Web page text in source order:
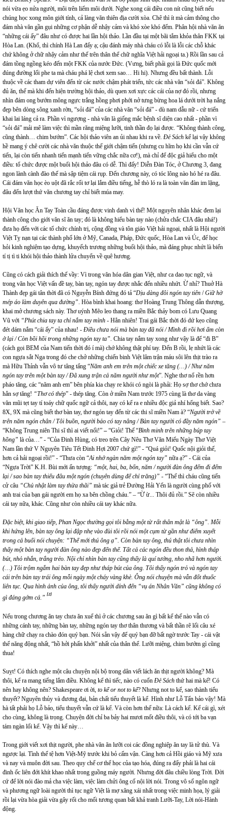
nói vừa ẹo nửa người, môi trên liếm môi dưới. Nghe xong cái điều con nít cũng biết nếu
chúng học xong môn giới tính, cả làng văn thiên địa cười xòa. Chê thì ít mà cảm thông cho
đám nhà văn gần gụi những cơ phận dễ nhậy cảm và khó xòe khó đếm. Phân hội nhà văn ăn
“những cái ấy” đâu như có được hai lần hội thảo. Lần đầu tại một bãi tắm khỏa thân FKK tại
Hòa Lan. (Khổ, thì chính Hà Lan đấy ạ; cậu đánh máy nhà cháu có lỗi là lỗi các chỗ khác
chứ không ở chữ nhậy cảm như thế trên thân thể chữ nghĩa Việt hải ngoại ta.) Rồi lần sau cả
đám tồng ngồng kéo đến một FKK của nước Đức. (Vưng, biết phải gọi là Đức quốc mới
đúng đường lối phe ta mà cháu phá lệ chơi xem sao… Hi hi). Nhưng đều bất thành. Lỗi
thuộc về các tham dự viên đến từ các nước chậm phát triển, tức các nhà văn “sỏi đá”. Không
đủ ăn, thế mà khi đến hiện trường hội thảo, dù quen xơi xực các cái của nợ đó rồi, nhưng
nhìn đám ong bướm mông ngực trắng hồng phơi phới nở tưng bừng hoa lá dưới trời hạ nắng
đẹp bên dòng sông xanh rờn, “sỏi đá” của các nhà văn “sỏi đá” - dù nam dẫu nữ - cứ triển
khai lai láng cả ra. Phần vì ngượng - nhà văn là giống mắc bệnh sĩ diện cao nhất - phần vì
“sỏi đá” mải mê làm việc thì mần răng miệng lưỡi, tinh thần đọ lại được. “Không thành công,
cũng thành… chim bướm”. Các hội thảo viên an ủi nhau khi ra về. Đẻ Sách kể lại vậy không
hề mang ý chê cười các nhà văn thuộc thế giới chậm tiến (nhưng cu hĩm họ khi cần vẫn cứ
tiến, lại còn tiến nhanh tiến mạnh tiến vững chắc nữa cơ!), mà chỉ để độc giả hiểu cho một
điều: tổ chức được một buổi hội thảo đâu có dễ. Thì đấy! Diễn Đàn Tóc, ở Chương 3, đang
ngon lành cành đào thế mà sập tiệm cái rụp. Đến chương này, có tóc lông nào hó hé ra đâu.
Cái đám văn học èo uột đã rắc rối tơ lại lắm điều tiếng, hễ thò ló ra là toàn văn đàn im lặng,
đâu đến lượt thứ văn chương tay chỉ biết múa may.
Hội Văn học Ăn Tay Toàn cầu đáng được vinh danh vì thế! Một nguyên nhân khác đem lại
thành công cho giới văn sĩ ăn tay; đó là không hiểu bàn tay nào (chửa chắc CIA đâu nhá!)
đưa họ đến với các tổ chức chính trị, cộng đồng và tôn giáo Việt hải ngoại, nhất là Hội người
Việt Tỵ nạn tại các thành phố lớn ở Mỹ, Canada, Pháp, Đức quốc, Hòa Lan và Úc, để học
hỏi kinh nghiệm tạo dựng, khuyếch trương những buổi hội thảo, mà đáng phục nhứt là biến
tí tị tì ti khói hội thảo thành lửa chuyển về quê hương.
Cũng có cách giải thích thế vầy: Vì trong văn hóa dân gian Việt, như ca dao tục ngữ, và
trong văn học Việt vấn đề tay, bàn tay, ngón tay được nhắc đến nhiều nhứt. Ừ nhỉ? Thuở Hà
Thành đẹp gái tân thời đã có Nguyễn Bính đứng đó tả “Dịu dàng đôi ngón tay tiên /Giữ hờ
mép áo làm duyên qua đường”. Hòa bình khai hoang: thơ Hoàng Trung Thông dẫn thượng,
khai mở chương sách này. Thơ uýnh Mẽo leo thang ra miền Bắc thảy bom có Lưu Quang
Vũ với “Phút chia tay ta chỉ nắm tay mình - Hẳn nhiên! Trai gái Bắc thời đó dứ kẹo cũng
đét dám nắm “cái ấy” của nhau! - Điều chưa nói mà bàn tay đã nói / Mình đi rồi hơi ấm còn
ở lại / Còn bồi hồi trong những ngón tay ta”. Chia tay nắm tay xong như vậy là để “đi B”
(cách gọi BEM của Nam tiến thời đó í mà) chớ không thật phí tay. Đến B rồi, lẹ nhứt là các
con ngựa sắt Nga trong đó che chở những chiến binh Việt lâm trận máu sôi lên thịt trào ra
mà Hữu Thỉnh vẫn vô tư tâng tẩng “Năm anh em trên một chiếc xe tăng (…) / Như năm
ngón tay trên một bàn tay / Đã xung trận cả năm người như một”. Nghe thơ nổ rền hơn
pháo tăng, các “năm anh em” bên phía kia chạy re khói có ngòi là phải: Họ sợ thơ chớ chưa
hẳn sợ tăng! “Thơ có thép” - thép tăng. Còn ở miền Nam trước 1975 cùng là thơ da vàng
văn mũi tẹt tay tí toáy chữ quốc ngữ cả thôi, nay có kể ra e nhiều độc giả nhí hổng biết. Sao?
8X, 9X mà cũng biết thơ bàn tay, thơ ngón tay đến từ các thi sĩ miền Nam à? “Người trở về
trên năm ngón chân / Tôi buồn, người bảo có tay nâng / Bàn tay người có đầy năm ngón” –
“Không Trung niên Thi sĩ thì ai viết nổi!” – “Giỏi! Thế “Bình minh trên những búp tay
hồng” là của…” - “Của Đinh Hùng, có treo trên Cây Nêu Thơ Văn Miếu Ngày Thơ Việt
Nam lần thứ V Nguyên Tiêu Tết Đinh Hợi 2007 chứ gì!” - “Quá giỏi! Quốc nội giỏi thế,
hơn cả hải ngoại rồi!” - “Thưa còn “Ai nhớ ngàn năm một ngón tay” nữa ạ?” - Cái của
“Ngựa Trời” K.H. Bùi mới ấn tượng: “một, hai, ba, bốn, năm / người đàn ông đếm đi đếm
lại / sao bàn tay thiếu đâu một ngón (chuyên dùng để chỉ trăng)” - “Thế thì cháu cũng tiến
cử câu “Chủ nhật làm tay thừa thãi” mà tác giả trẻ Đường Hải Yến là người cùng phố với
anh trai của bạn gái người em họ xa bên chồng cháu.” – “Ừ ừ... Thôi đủ rồi.” Sẽ còn nhiều
cái tay nữa, khác. Cũng như còn nhiều cái tay khác nữa.
Đặc biệt, khi giao tiếp, Phan Ngọc thường gọi tôi bằng một từ rất thân mật là “ông”. Mỗi
khi hứng lên, bàn tay ông lại đập nhẹ vào đùi tôi rồi nói một cụm từ gần như điểm xuyết
trong cả buổi nói chuyện: “Thế mới thú ông ạ”. Còn bàn tay ông, thú thật tôi chưa nhìn
thấy một bàn tay người đàn ông nào đẹp đến thế. Tất cả các ngón đều thon thả, hình tháp
bút, nhỏ nhắn, trắng trẻo. Nội chỉ nhìn bàn tay cũng thấy là quí tướng, nho nhã hơn người.
(…) Tôi trộm ngắm hai bàn tay đẹp như tháp bút của ông. Tôi thấy ngón trỏ và ngón tay
cái trên bàn tay trái ông mỗi ngày một cháy vàng khè. Ông nói chuyện mà vẫn đốt thuốc
liên tục. Qua hình ảnh của ông, tôi thấy người dính đến “vụ án Nhân Văn” cũng không có
gì đáng gớm cả.”
[2]
Nếu trong chương ăn tay chưa ăn xuể thì ở các chương sau ăn gì bất kể thế nào vẫn có
những cánh tay, những bàn tay, những ngón tay thơ thân thương và bất thần rẽ lối câu xé
hàng chữ chạy ra chào đón quý bạn. Nói sẵn vậy để quý bạn đỡ bất ngờ trước Tay - cái vật
thể năng động nhất, “hồ hởi phấn khởi” nhất của thân thể. Lưỡi miệng, chim bướm gì cũng
thua!
Suỵt! Có thích nghe một câu chuyện nội bộ trong dân viết lách ăn thịt người không? Mà
thôi, kể ra mang tiếng lắm điều. Không kể thì tiếc, nào có cuốn Đẻ Sách thứ hai mà kể! Có
nên hay không nên? Shakespeare ơi ời, to kể or not to kể? Nhưng not to kể, sao thành tiểu
thuyết? Nguyên thủy và đương đại, bản chất tiểu thuyết là kể. Hình như Lỗ Tấn bảo vậy! Mà
hà tất phải họ Lỗ bảo, tiểu thuyết vẫn cứ là kể. Và còn hơn thế nữa: Là cách kể. Kể cái gì, xét
cho cùng, không là trọng. Chuyện đời chỉ ba bảy hai mươi mốt điều thôi, và có tới ba vạn
tám ngàn lối kể. Vậy thì kể này…
Trong giới viết xơi thịt người, phe nhà văn ăn lưỡi coi các đồng nghiệp ăn tay là tử thù. Và
ngược lại. Tình thế tệ hơn Việt-Mỹ trước khi bỏ cấm vận. Càng hơn cả Hồi giáo và Mỹ xưa
và nay và muôn đời sau. Theo quy chế cơ thể học của tạo hóa, đúng ra đấy phải là hai cái
đinh ốc liên đới khít khao nhất trong guồng máy người. Nhưng đời đâu chiều lòng Trời. Đời
cứ để lời nói đào mả cha việc làm, việc làm chửi ông cố nội lời nói. Trong vô số ngôn ngữ
và phương ngữ loài người thì tục ngữ Việt là mợ xăng xái nhất trong việc minh họa, lý giải
rồi lại vừa hòa giải vừa gây rối cho mối tương quan bất khả tranh Lưỡi-Tay, Lời nói-Hành
động.